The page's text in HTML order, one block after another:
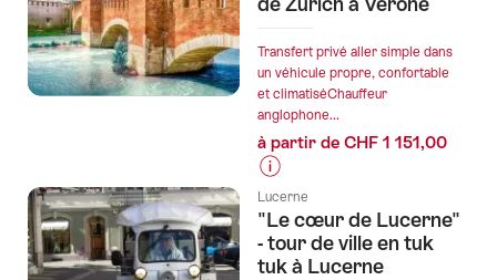
Fear"
à
Zurich"
de
l’offre
"Fabrika
Azteka"
Transfert privé aller simple dans
un véhicule propre, confortable
et climatiséChauffeur
anglophone...
à partir de CHF 1 151,00
Informations
sur
les
prix
Lucerne
"Le cœur de Lucerne"
- tour de ville en tuk
tuk à Lucerne